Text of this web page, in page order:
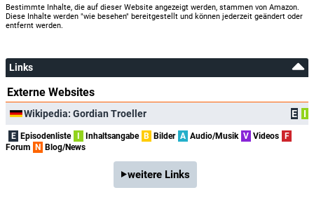
Bestimmte Inhalte, die auf dieser Website angezeigt werden, stammen von Amazon.
Diese Inhalte werden "wie besehen" bereitgestellt und können jederzeit geändert oder
entfernt werden.
Links
Externe Websites
Wikipedia: Gordian Troeller E I
E Episodenliste Inhaltsangabe B Bilder A Audio/Musik V Videos
F
Forum
N Blog/News
weitere Links